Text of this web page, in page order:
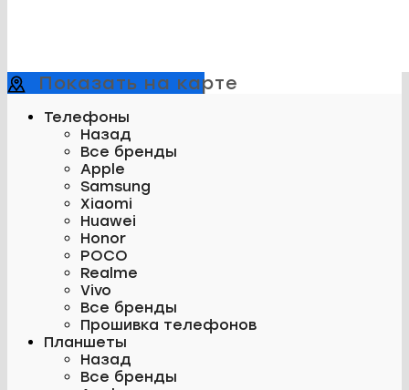
Показать на карте
Телефоны
Назад
Все бренды
Apple
Samsung
Xiaomi
Huawei
Honor
POCO
Realme
Vivo
Все бренды
Прошивка телефонов
Планшеты
Назад
Все бренды